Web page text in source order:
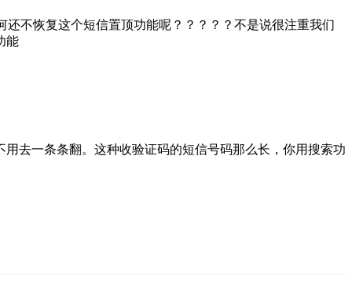
不恢复这个短信置顶功能呢？？？？？不是说很注重我们
能
去一条条翻。这种收验证码的短信号码那么长，你用搜索功